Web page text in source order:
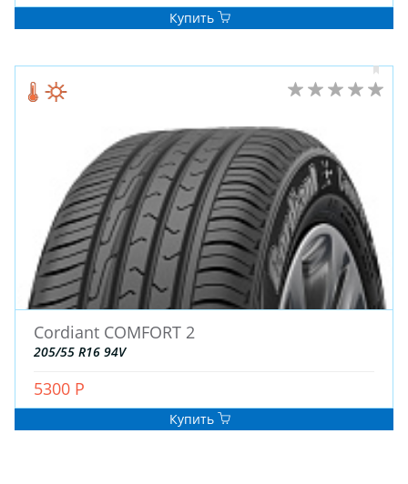
Купить
Cordiant COMFORT 2
205/55 R16 94V
5300 Р
Купить